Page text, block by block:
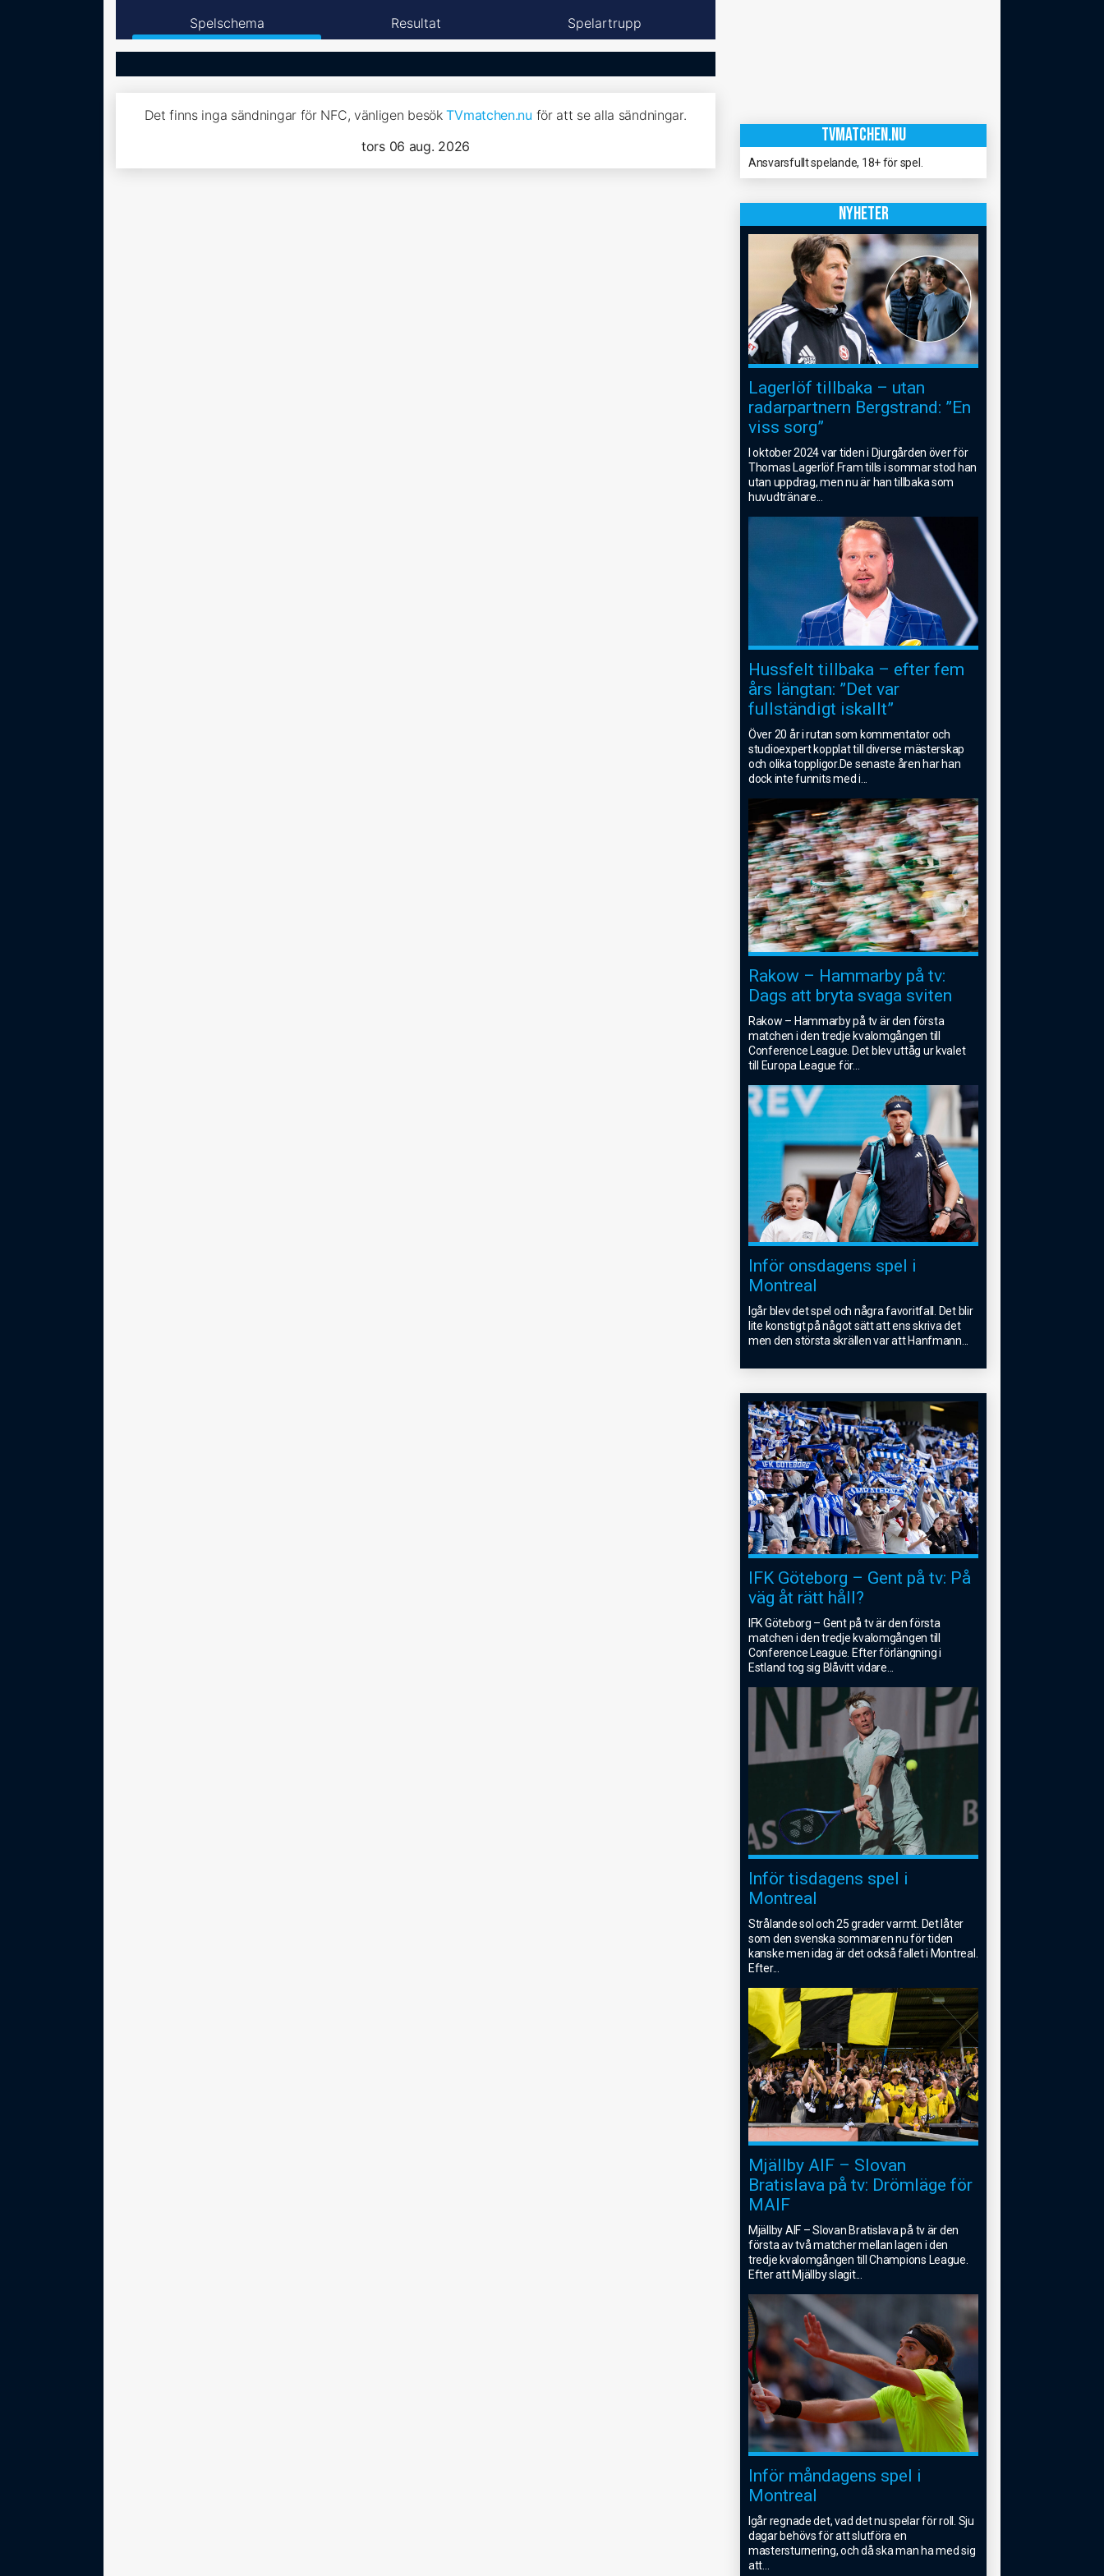
Spelschema Resultat Spelartrupp
Det finns inga sändningar för NFC, vänligen besökTVmatchen.nu för att se alla sändningar.
tors 06 aug. 2026
TVMATCHEN.NU
Ansvarsfullt spelande, 18+ för spel.
NYHETER
Lagerlöf tillbaka – utan
radarpartnern Bergstrand: ”En
viss sorg”
I oktober 2024 var tiden i Djurgården över för
Thomas Lagerlöf.Fram tills i sommar stod han
utan uppdrag, men nu är han tillbaka som
huvudtränare
Hussfelt tillbaka – efter fem
års längtan: ”Det var
fullständigt iskallt”
Över 20 år i rutan som kommentator och
studioexpert kopplat till diverse mästerskap
och olika toppligor.De senaste åren har han
dock inte funnits med i
Rakow – Hammarby på tv:
Dags att bryta svaga sviten
Rakow – Hammarby på tv är den första
matchen i den tredje kvalomgången till
Conference League. Det blev uttåg ur kvalet
till Europa League för...
Inför onsdagens spel i
Montreal
Igår blev det spel och några favoritfall. Det blir
lite konstigt på något sätt att ens skriva det
men den största skrällen var att Hanfmann
IFK Göteborg – Gent på tv: På
väg åt rätt håll?
IFK Göteborg – Gent på tv är den första
matchen i den tredje kvalomgången till
Conference League. Efter förlängning i
Estland tog sig Blåvitt vidare...
Inför tisdagens spel i
Montreal
Strålande sol och 25 grader varmt. Det låter
som den svenska sommaren nu för tiden
kanske men idag är det också fallet i Montreal.
Efter...
Mjällby AIF – Slovan
Bratislava på tv: Drömläge för
MAIF
Mjällby AIF – Slovan Bratislava på tv är den
första av två matcher mellan lagen i den
tredje kvalomgången till Champions League.
Efter att Mjällby slagit...
Inför måndagens spel i
Montreal
Igår regnade det, vad det nu spelar för roll. Sju
dagar behövs för att slutföra en
mastersturnering, och då ska man ha med sig
att